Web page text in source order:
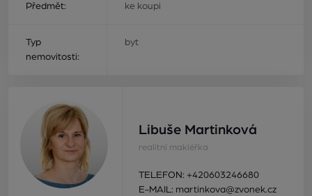
Předmět: ke koupi
Typ
nemovitosti:
byt
Libuše Martinková
realitní makléřka
TELEFON: +420603246680
E-MAIL: martinkova@zvonek.cz